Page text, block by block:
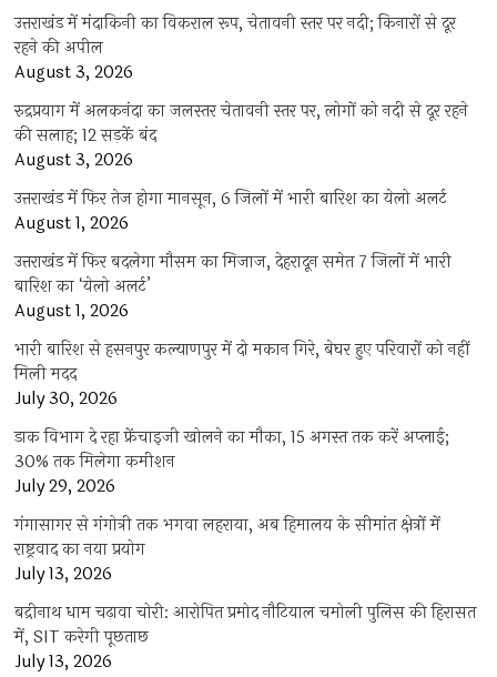
उत्तराखंड में मंदाकिनी का विकराल रूप, चेतावनी स्तर पर नदी; किनारों से दूर
रहने की अपील
August 3, 2026
रुद्रप्रयाग में अलकनंदा का जलस्तर चेतावनी स्तर पर, लोगों को नदी से दूर रहने
की सलाह; 12 सड़कें बंद
August 3, 2026
उत्तराखंड में फिर तेज होगा मानसून, 6 जिलों में भारी बारिश का येलो अलर्ट
August 1, 2026
उत्तराखंड में फिर बदलेगा मौसम का मिजाज, देहरादून समेत 7 जिलों में भारी
बारिश का ‘येलो अलर्ट’
August 1, 2026
भारी बारिश से हसनपुर कल्याणपुर में दो मकान गिरे, बेघर हुए परिवारों को नहीं
मिली मदद
July 30, 2026
डाक विभाग दे रहा फ्रेंचाइजी खोलने का मौका, 15 अगस्त तक करें अप्लाई;
30% तक मिलेगा कमीशन
July 29, 2026
गंगासागर से गंगोत्री तक भगवा लहराया, अब हिमालय के सीमांत क्षेत्रों में
राष्ट्रवाद का नया प्रयोग
July 13, 2026
बद्रीनाथ धाम चढ़ावा चोरी: आरोपित प्रमोद नौटियाल चमोली पुलिस की हिरासत
में, SIT करेगी पूछताछ
July 13, 2026